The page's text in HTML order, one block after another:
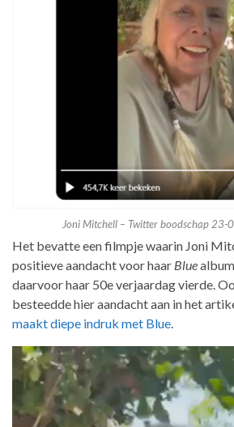
Joni Mitchell – Twitter boodschap
Het bevatte een filmpje waarin Joni
positieve aandacht voor haar Blue
daarvoor haar 50e verjaardag vierde.
besteedde hier aandacht aan in het
maakt diepe indruk met Blue.
Videospeler